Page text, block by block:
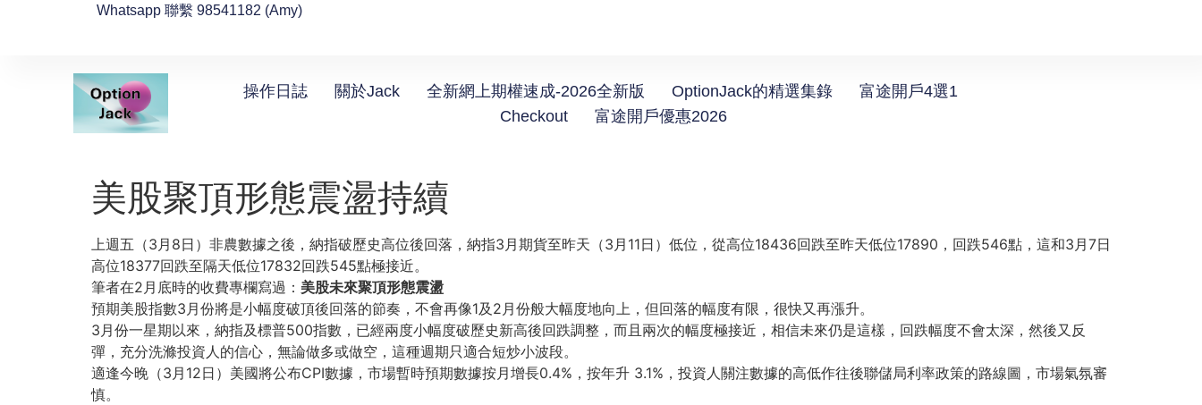
Whatsapp 聯繫 98541182 (Amy)
操作日誌 關於Jack 全新網上期權速成-2026全新版 OptionJack的精選集錄
富途開戶4選1
Checkout
富途開戶優惠2026
美股聚頂形態震盪持續
上週五（3月8日）非農數據之後，納指破歷史高位後回落，納指3月期貨至昨天（3月11日）低位，從高位18436回跌至昨天低位17890，回跌546點，這和3月7日
高位18377回跌至隔天低位17832回跌545點極接近。
筆者在2月底時的收費專欄寫過： 美股未來聚頂形態震盪
預期美股指數3月份將是小幅度破頂後回落的節奏，不會再像1及2月份般大幅度地向上，但回落的幅度有限，很快又再漲升。
3月份一星期以來，納指及標普500指數，已經兩度小幅度破歷史新高後回跌調整，而且兩次的幅度極接近，相信未來仍是這樣，回跌幅度不會太深，然後又反
彈，充分洗滌投資人的信心，無論做多或做空，這種週期只適合短炒小波段。
適逢今晚（3月12日）美國將公布CPI數據，市場暫時預期數據按月增長0.4%，按年升 3.1%，投資人關注數據的高低作往後聯儲局利率政策的路線圖，市場氣氛審
慎。